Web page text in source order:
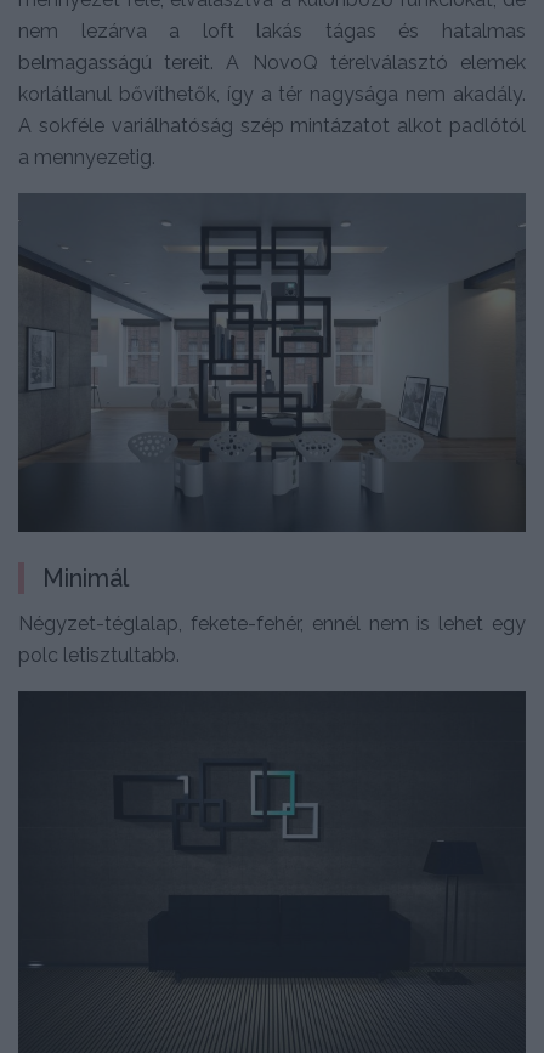
nem lezárva a loft lakás tágas és hatalmas
belmagasságú tereit. A NovoQ térelválasztó elemek
korlátlanul bővíthetők, így a tér nagysága nem akadály.
A sokféle variálhatóság szép mintázatot alkot padlótól
a mennyezetig.
Minimál
Négyzet-téglalap, fekete-fehér, ennél nem is lehet egy
polc letisztultabb.